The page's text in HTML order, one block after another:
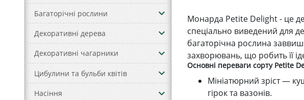
Багаторічні рослини keyboard_arrow_down
Декоративні дерева keyboard_arrow_down
Декоративні чагарники keyboard_arrow_down
Цибулини та бульби квітів keyboard_arrow_down
Насіння keyboard_arrow_down
Монарда Petite Delight - це
спеціально виведений для
багаторічна рослина
захворювань, що робить її
Основні переваги сорту Petite
Мініатюрний зріст —
гірок та вазонів.